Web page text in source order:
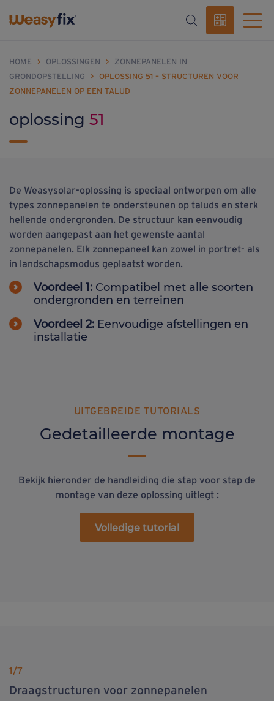
HOME > OPLOSSINGEN >
ZONNEPANELEN IN
GRONDOPSTELLING
>
OPLOSSING 51 – STRUCTUREN VOOR
ZONNEPANELEN OP EEN TALUD
oplossing 51
De Weasysolar-oplossing is speciaal ontworpen om alle
types zonnepanelen te ondersteunen op taluds en sterk
hellende ondergronden. De structuur kan eenvoudig
worden aangepast aan het gewenste aantal
zonnepanelen. Elk zonnepaneel kan zowel in portret- als
in landschapsmodus geplaatst worden.
Voordeel 1: Compatibel met alle soorten
ondergronden en terreinen
Voordeel 2: Eenvoudige afstellingen en
installatie
UITGEBREIDE TUTORIALS
Gedetailleerde montage
Bekijk hieronder de handleiding die stap voor stap de
montage van deze oplossing uitlegt :
Volledige tutorial
1/7
Draagstructuren voor zonnepanelen